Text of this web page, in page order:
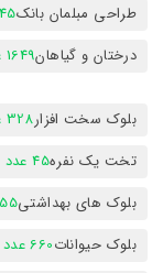
طراحی مبلمان بانک145
درختان و گیاهان1649 عدد
بلوک سخت افزار328 عدد
تخت یک نفره45 عدد
بلوک های بهداشتی
بلوک حیوانات660 عدد